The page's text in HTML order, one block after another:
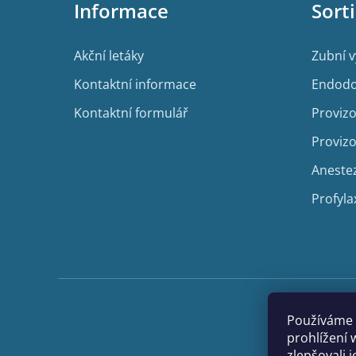
prohlížení
Informace
Akční letáky
Kontaktní informace
Kontaktní formulář
Zubní